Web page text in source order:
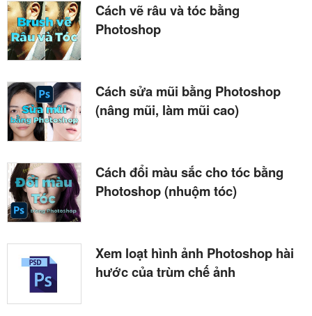
Cách vẽ râu và tóc bằng
Photoshop
Cách sửa mũi bằng Photoshop
(nâng mũi, làm mũi cao)
Cách đổi màu sắc cho tóc bằng
Photoshop (nhuộm tóc)
Xem loạt hình ảnh Photoshop hài
hước của trùm chế ảnh